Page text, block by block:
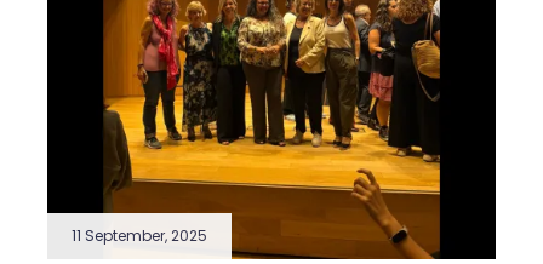
11 September, 2025